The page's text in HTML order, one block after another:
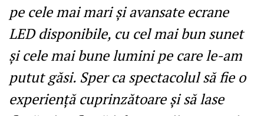
pe cele mai mari și avansate ecrane
LED disponibile, cu cel mai bun sunet
și cele mai bune lumini pe care le-am
putut găsi. Sper ca spectacolul să fie o
experiență cuprinzătoare și să lase